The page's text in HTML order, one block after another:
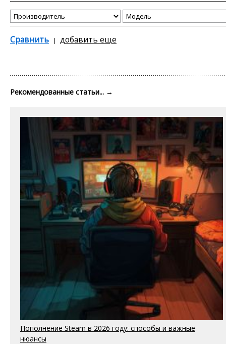
Сравнить добавить еще
Рекомендованные статьи... →
Пополнение Steam в 2026 году: способы и важные
нюансы